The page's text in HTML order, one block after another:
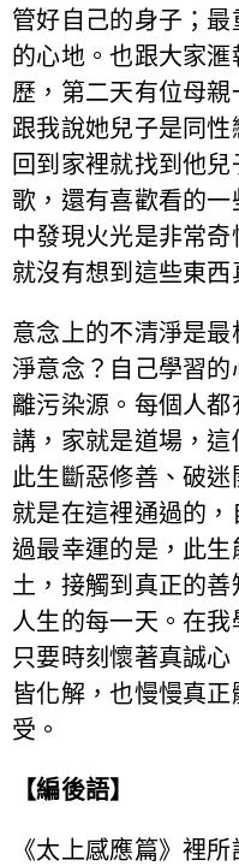
管好自己的身子；
的心地。也跟大家
歷，第二天有位母
跟我說她兒子是同
回到家裡就找到他
歌，還有喜歡看的
中發現火光是非常
就沒有想到這些東西
意念上的不清淨是
淨意念？自己學習
離污染源。每個人
講，家就是道場，這
此生斷惡修善、破
就是在這裡通過的
過最幸運的是，此
土，接觸到真正的
人生的每一天。在
只要時刻懷著真誠
皆化解，也慢慢真
受。
【編後語】
《太上感應篇》裡